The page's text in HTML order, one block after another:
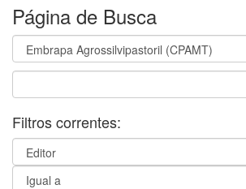
Página de Busca
Filtros correntes: